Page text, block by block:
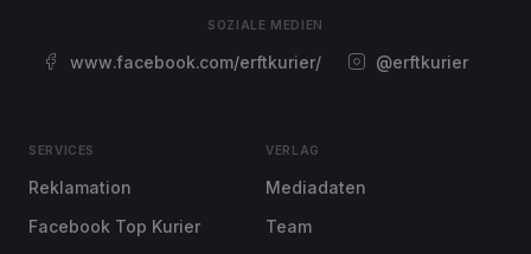
SOZIALE MEDIEN
www.facebook.com/erftkurier/ @erftkurier
SERVICES
Reklamation
Facebook Top Kurier
VERLAG
Mediadaten
Team